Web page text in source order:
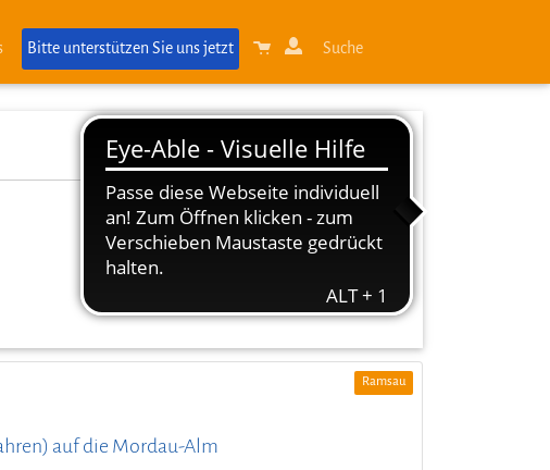
Bitte unterstützen Sie uns jetzt Suche
Ramsau
auf die Mordau-Alm